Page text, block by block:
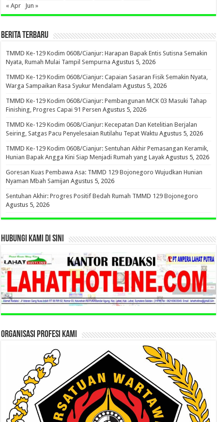
« Apr
Jun »
BERITA TERBARU
TMMD Ke-129 Kodim 0608/Cianjur: Harapan Bapak Entis Sutisna Semakin
Nyata, Rumah Mulai Tampil Sempurna Agustus 5, 2026
TMMD Ke-129 Kodim 0608/Cianjur: Capaian Sasaran Fisik Semakin Nyata,
Warga Sampaikan Rasa Syukur Mendalam Agustus 5, 2026
TMMD Ke-129 Kodim 0608/Cianjur: Pembangunan MCK 03 Masuki Tahap
Finishing, Progres Capai 91 Persen Agustus 5, 2026
TMMD Ke-129 Kodim 0608/Cianjur: Kecepatan Dan Ketelitian Berjalan
Seiring, Satgas Pacu Penyelesaian Rutilahu Tepat Waktu Agustus 5, 2026
TMMD Ke-129 Kodim 0608/Cianjur: Sentuhan Akhir Pemasangan Keramik,
Hunian Bapak Angga Kini Siap Menjadi Rumah yang Layak Agustus 5, 2026
Goresan Kuas Pembawa Asa: TMMD 129 Bojonegoro Wujudkan Hunian
Nyaman Mbah Samijan Agustus 5, 2026
Sentuhan Akhir: Progres Positif Bedah Rumah TMMD 129 Bojonegoro
Agustus 5, 2026
HUBUNGI KAMI DI SINI
ORGANISASI PROFESI KAMI